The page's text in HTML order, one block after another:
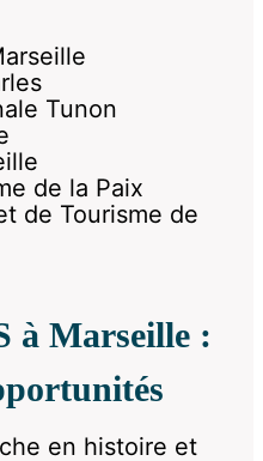
Tunon
de la Paix
de Tourisme de
à Marseille :
en histoire et